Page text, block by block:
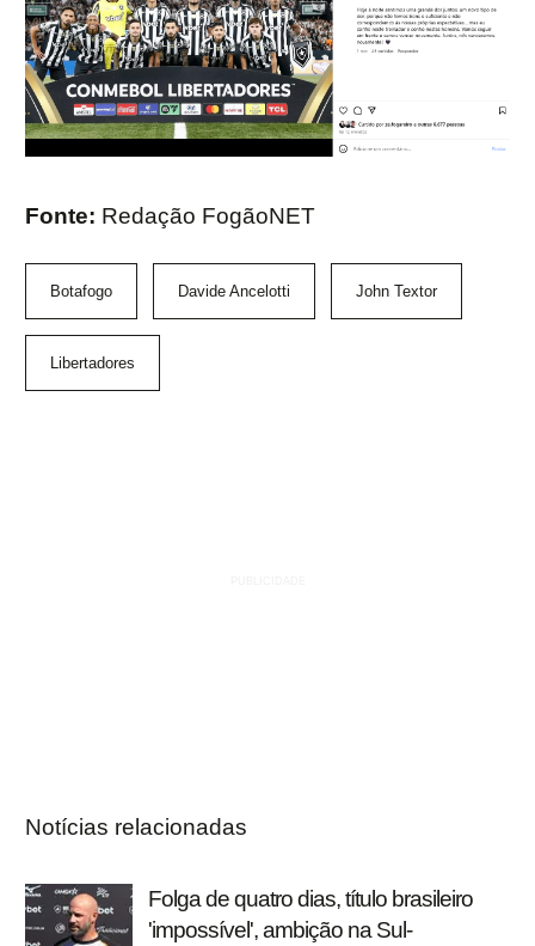
Fonte: Redação FogãoNET
Botafogo Davide Ancelotti John Textor
Libertadores
Notícias relacionadas
Folga de quatro dias, título brasileiro
'impossível', ambição na Sul-